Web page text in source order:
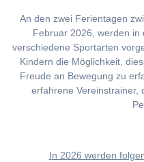
An den zwei Ferientagen
Februar 2026, werden
verschiedene Sportarten
Kindern die Möglichkeit,
Freude an Bewegung zu
erfahrene Vereinstrainer,
In 2026 werden